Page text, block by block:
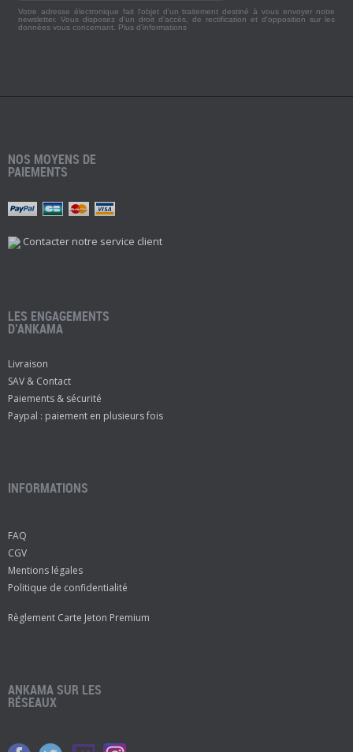
Votre adresse électronique fait l'objet d'un traitement destiné à vous envoyer notre
newsletter. Vous disposez d'un droit d'accès, de rectification et d'opposition sur les
données vous concernant. Plus d'informations
NOS MOYENS DE
PAIEMENTS
Contacter notre service client
LES ENGAGEMENTS
D’ANKAMA
Livraison
SAV & Contact
Paiements & sécurité
Paypal : paiement en plusieurs fois
INFORMATIONS
FAQ
CGV
Mentions légales
Politique de confidentialité
Règlement Carte Jeton Premium
ANKAMA SUR LES
RÉSEAUX